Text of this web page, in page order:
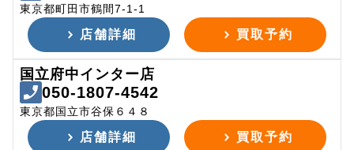
東京都町田市鶴間7-1-1
店舗詳細 買取予約
国立府中インター店
050-1807-4542
東京都国立市谷保６４８
店舗詳細 買取予約